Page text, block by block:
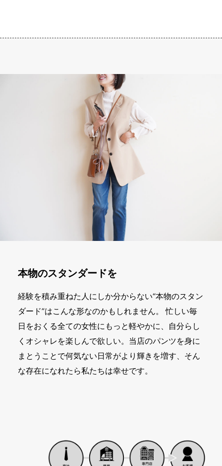
本物のスタンダードを
経験を積み重ねた人にしか分からない“本物のスタン
ダード”はこんな形なのかもしれません。 忙しい毎
日をおくる全ての女性にもっと軽やかに、自分らし
くオシャレを楽しんで欲しい。当店のパンツを身に
まとうことで何気ない日常がより輝きを増す、そん
な存在になれたら私たちは幸せです。